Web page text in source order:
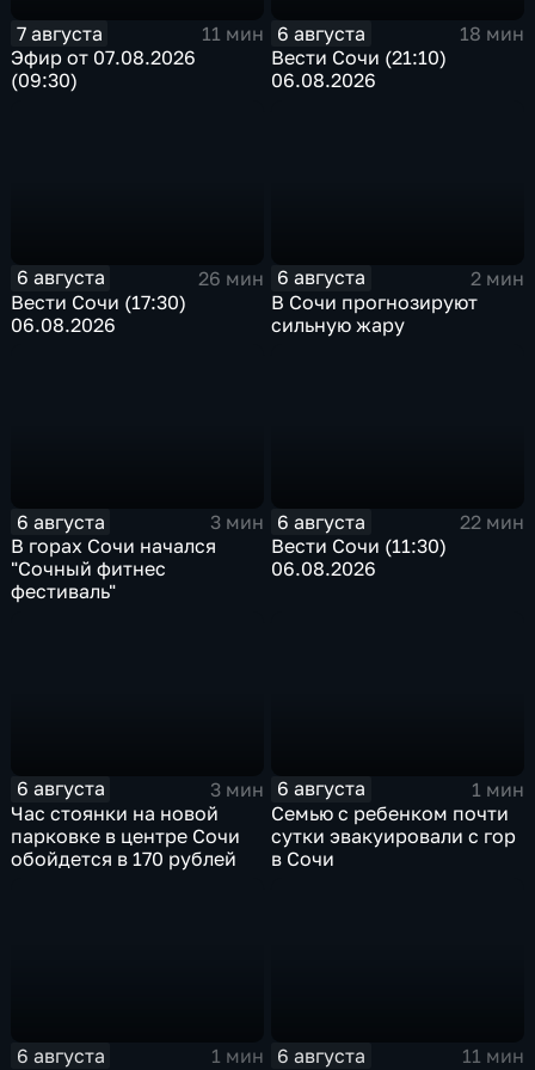
7 августа
11 мин
Эфир от 07.08.2026
(09:30)
6 августа
18 мин
Вести Сочи (21:10)
06.08.2026
6 августа
26 мин
Вести Сочи (17:30)
06.08.2026
6 августа
2 мин
В Сочи прогнозируют
сильную жару
6 августа
3 мин
В горах Сочи начался
"Сочный фитнес
фестиваль"
6 августа
22 мин
Вести Сочи (11:30)
06.08.2026
6 августа
3 мин
Час стоянки на новой
парковке в центре Сочи
обойдется в 170 рублей
6 августа
1 мин
Семью с ребенком почти
сутки эвакуировали с гор
в Сочи
6 августа
1 мин
6 августа
11 мин